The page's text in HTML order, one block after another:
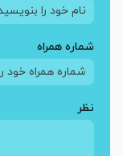
شماره همراه
نظر